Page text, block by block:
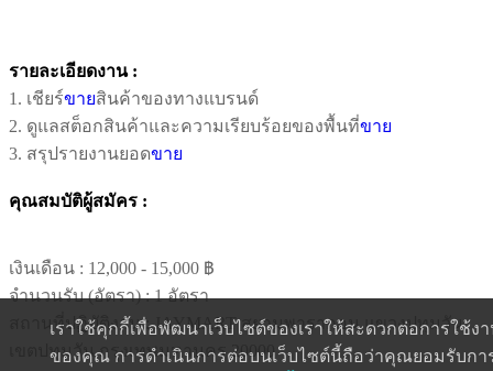
รายละเอียดงาน :
1. เชียร์ขายสินค้าของทางแบรนด์
2. ดูแลสต็อกสินค้าและความเรียบร้อยของพื้นที่ขาย
3. สรุปรายงานยอดขาย
คุณสมบัติผู้สมัคร :
เงินเดือน : 12,000 - 15,000 ฿
จำนวนรับ (อัตรา) : 1 อัตรา
สถานที่ปฏิบัติงาน : JAYMART สยามพารากอน แขวงปทุมวัน
เขตปทุมวัน กรุงเทพมหานคร 20000
เราใช้คุกกี้เพื่อพัฒนาเว็บไซต์ของเราให้สะดวกต่อการใช้ง
ของคุณ การดำเนินการต่อบนเว็บไซต์นี้ถือว่าคุณยอมรับกา